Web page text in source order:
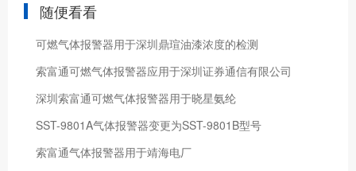
随便看看
可燃气体报警器用于深圳鼎瑄油漆浓度的检测
索富通可燃气体报警器应用于深圳证券通信有限公司
深圳索富通可燃气体报警器用于晓星氨纶
SST-9801A气体报警器变更为SST-9801B型号
索富通气体报警器用于靖海电厂